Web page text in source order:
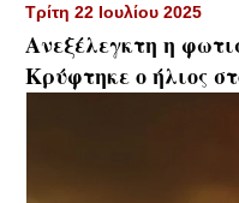
Τρίτη 22 Ιουλίου 2025
Ανεξέλεγκτη η
Κρύφτηκε ο ήλιος